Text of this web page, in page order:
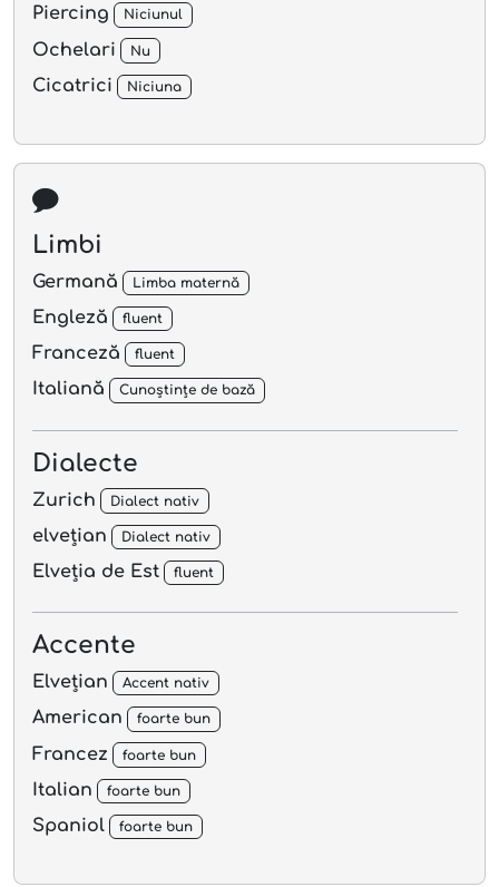
Piercing Niciunul
Ochelari Nu
Cicatrici Niciuna
Limbi
Germană Limba maternă
Engleză fluent
Franceză fluent
Italiană Cunoștințe de bază
Dialecte
Zurich Dialect nativ
elvețian Dialect nativ
Elveția de Est fluent
Accente
Elvețian Accent nativ
American foarte bun
Francez foarte bun
Italian foarte bun
Spaniol foarte bun